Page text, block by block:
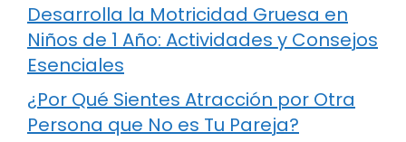
Desarrolla la Motricidad Gruesa en
Niños de 1 Año: Actividades y Consejos
Esenciales
¿Por Qué Sientes Atracción por Otra
Persona que No es Tu Pareja?